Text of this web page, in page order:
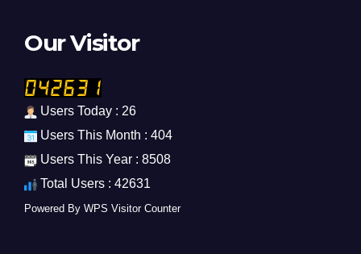
Our Visitor
Users Today : 26
Users This Month : 404
Users This Year : 8508
Total Users : 42631
Powered By WPS Visitor Counter